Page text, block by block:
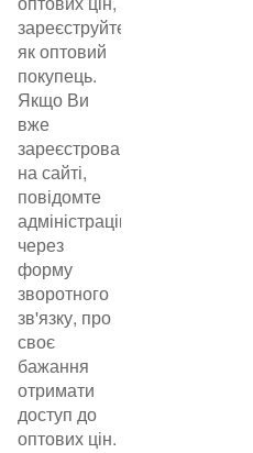
зареєструйтеся
як оптовий
покупець.
Якщо Ви
вже
зареєстровані
на сайті,
повідомте
адміністрацію
через
форму
зворотного
зв'язку, про
своє
бажання
отримати
доступ до
оптових цін.